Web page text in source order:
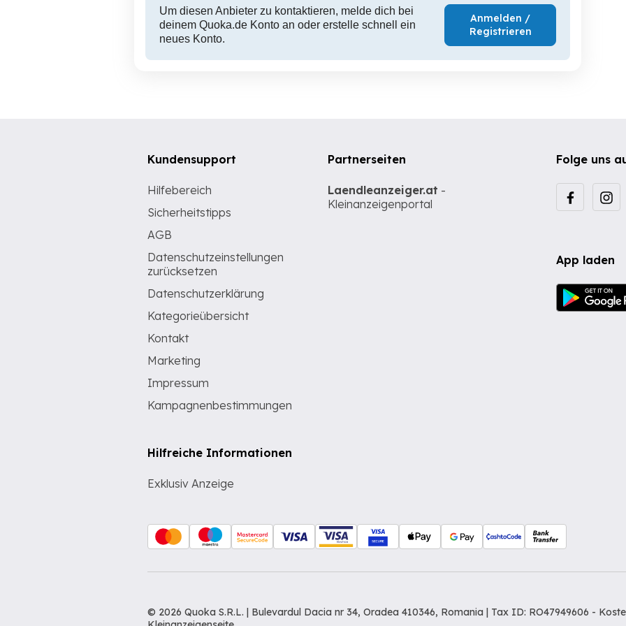
Um diesen Anbieter zu kontaktieren, melde dich bei
deinem Quoka.de Konto an oder erstelle schnell ein
neues Konto.
Anmelden /
Registrieren
Folge uns
App laden
Kundensupport
Hilfebereich
Sicherheitstipps
AGB
Datenschutzeinstellungen
zurücksetzen
Datenschutzerklärung
Kategorieübersicht
Kontakt
Marketing
Impressum
Kampagnenbestimmungen
Hilfreiche Informationen
Exklusiv Anzeige
Partnerseiten
Laendleanzeiger.at -
Kleinanzeigenportal
© 2026 Quoka S.R.L. | Bulevardul Dacia nr 34, Oradea 410346, Romania | Tax ID: RO47949606 -